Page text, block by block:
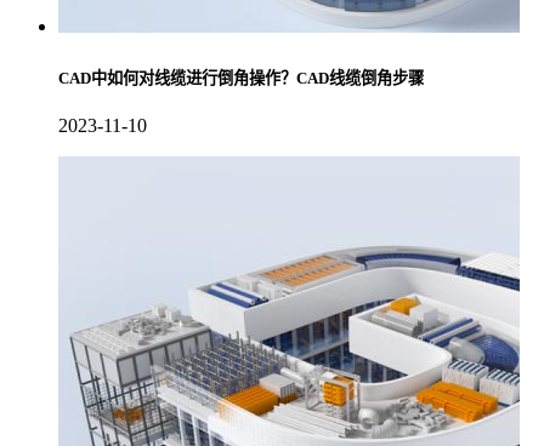
CAD中如何对线缆进行倒角操作？CAD线缆倒角步骤
2023-11-10